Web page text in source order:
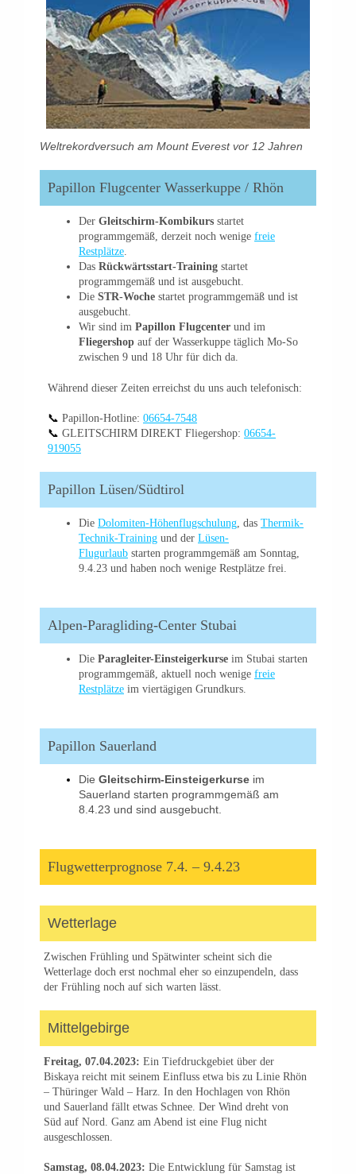
Weltrekordversuch am Mount Everest vor 12 Jahren
Papillon Flugcenter Wasserkuppe / Rhön
Der Gleitschirm-Kombikurs startet
programmgemäß, derzeit noch wenige freie
Restplätze.
Das Rückwärtsstart-Training startet
programmgemäß und ist ausgebucht.
Die STR-Woche startet programmgemäß und ist
ausgebucht.
Wir sind im Papillon Flugcenter und im
Fliegershop auf der Wasserkuppe täglich Mo-So
zwischen 9 und 18 Uhr für dich da.
Während dieser Zeiten erreichst du uns auch telefonisch:
📞 Papillon-Hotline: 06654-7548
📞 GLEITSCHIRM DIREKT Fliegershop: 06654-
919055
Papillon Lüsen/Südtirol
Die Dolomiten-Höhenflugschulung, das Thermik-
Technik-Training und der Lüsen-
Flugurlaub starten programmgemäß am Sonntag,
9.4.23 und haben noch wenige Restplätze frei.
Alpen-Paragliding-Center Stubai
Die Paragleiter-Einsteigerkurse im Stubai starten
programmgemäß, aktuell noch wenige freie
Restplätze im viertägigen Grundkurs.
Papillon Sauerland
Die Gleitschirm-Einsteigerkurse im
Sauerland starten programmgemäß am
8.4.23 und sind ausgebucht.
Flugwetterprognose 7.4. – 9.4.23
Wetterlage
Zwischen Frühling und Spätwinter scheint sich die
Wetterlage doch erst nochmal eher so einzupendeln, dass
der Frühling noch auf sich warten lässt.
Mittelgebirge
Freitag, 07.04.2023: Ein Tiefdruckgebiet über der
Biskaya reicht mit seinem Einfluss etwa bis zu Linie Rhön
– Thüringer Wald – Harz. In den Hochlagen von Rhön
und Sauerland fällt etwas Schnee. Der Wind dreht von
Süd auf Nord. Ganz am Abend ist eine Flug nicht
ausgeschlossen.
Samstag, 08.04.2023: Die Entwicklung für Samstag ist